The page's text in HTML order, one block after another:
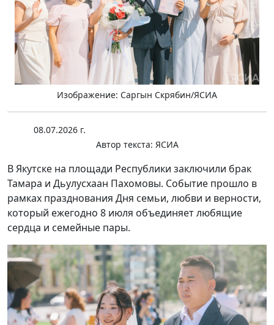
Изображение: Саргын Скрябин/ЯСИА
08.07.2026 г.
Автор текста: ЯСИА
В Якутске на площади Республики заключили брак
Тамара и Дьулусхаан Пахомовы. Событие прошло в
рамках празднования Дня семьи, любви и верности,
который ежегодно 8 июля объединяет любящие
сердца и семейные пары.